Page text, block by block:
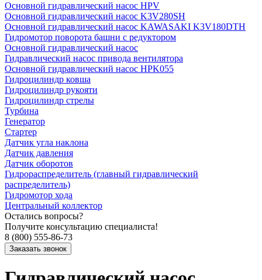
Основной гидравлический насос HPV
Основной гидравлический насос K3V280SH
Основной гидравлический насос KAWASAKI K3V180DTH
Гидромотор поворота башни с редуктором
Основной гидравлический насос
Гидравлический насос привода вентилятора
Основной гидравлический насос HPK055
Гидроцилиндр ковша
Гидроцилиндр рукояти
Гидроцилиндр стрелы
Турбина
Генератор
Стартер
Датчик угла наклона
Датчик давления
Датчик оборотов
Гидрораспределитель (главный гидравлический
распределитель)
Гидромотор хода
Центральный коллектор
Остались вопросы?
Получите консультацию специалиста!
8 (800) 555-86-73